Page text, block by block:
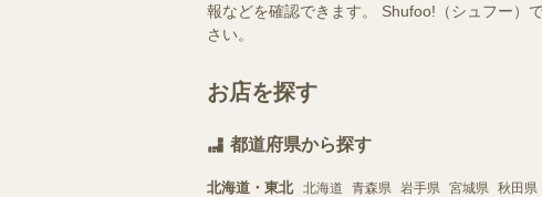
報などを確認できます。 Shufoo!（シュフー）
さい。
お店を探す
都道府県から探す
北海道・東北 北海道 青森県 岩手県 宮城県 秋田県